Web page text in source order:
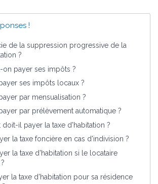
!
de la suppression progressive de la
?
on payer ses impôts ?
ses impôts locaux ?
par mensualisation ?
par prélèvement automatique ?
doit-il payer la taxe d'habitation ?
la taxe foncière en cas d'indivision ?
la taxe d'habitation si le locataire
la taxe d'habitation pour sa résidence